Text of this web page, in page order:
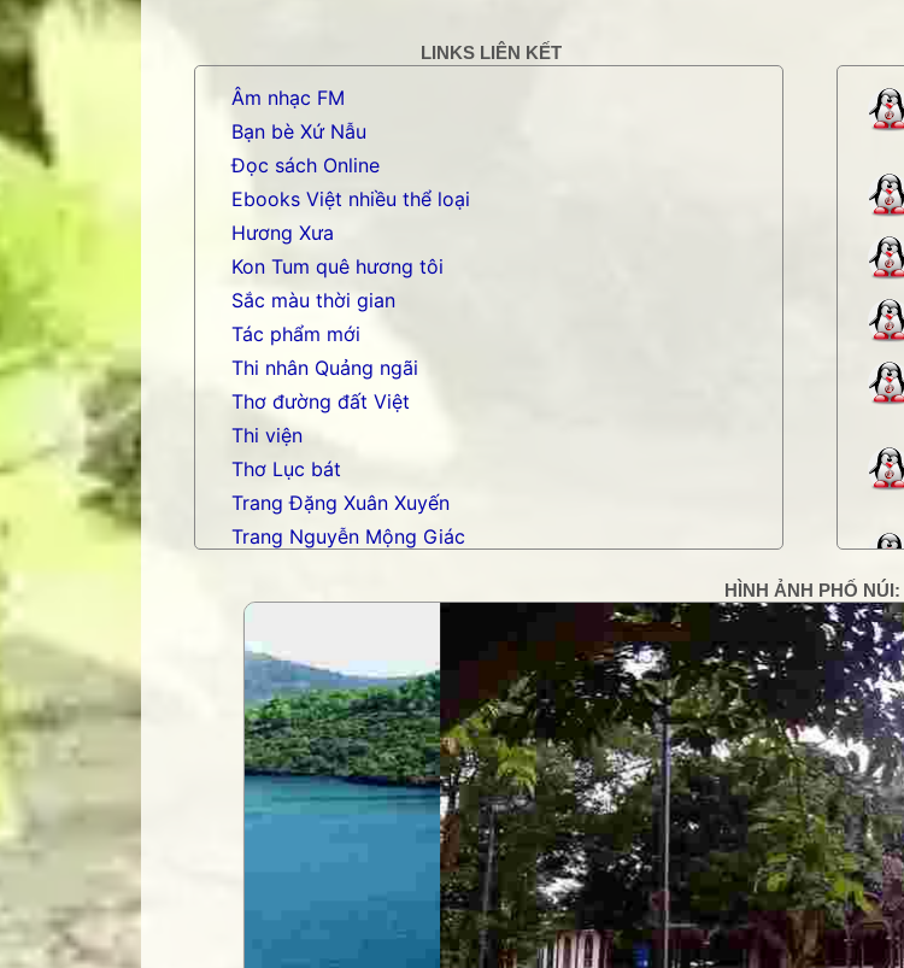
LINKS LIÊN KẾT
Âm nhạc FM
Bạn bè Xứ Nẫu
Đọc sách Online
Ebooks Việt nhiều thể loại
Hương Xưa
Kon Tum quê hương tôi
Sắc màu thời gian
Tác phẩm mới
Thi nhân Quảng ngãi
Thơ đường đất Việt
Thi viện
Thơ Lục bát
Trang Đặng Xuân Xuyến
Trang Nguyễn Mộng Giác
Trang Phạm Duy
Trang thơ Hoàng Nguyên Chương
Trang thơ Thụy Du
Trang thơ+ Luân Hoán
Trang VHNT Thanh niên
Truyện.com
Văn chương Việt
HÌNH ẢNH PHỐ NÚI: